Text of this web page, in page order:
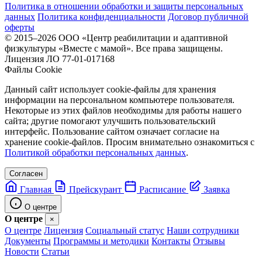
Политика в отношении обработки и защиты персональных
данных Политика конфиденциальности Договор публичной
оферты
© 2015–2026 ООО «Центр реабилитации и адаптивной
физкультуры «Вместе с мамой». Все права защищены.
Лицензия ЛО 77-01-017168
Файлы Cookie
Данный сайт использует cookie-файлы для хранения
информации на персональном компьютере пользователя.
Некоторые из этих файлов необходимы для работы нашего
сайта; другие помогают улучшить пользовательский
интерфейс. Пользование сайтом означает согласие на
хранение cookie-файлов. Просим внимательно ознакомиться с
Политикой обработки персональных данных.
Согласен
Главная Прейскурант Расписание Заявка
О центре
О центре ×
О центре Лицензия Социальный статус Наши сотрудники
Документы Программы и методики Контакты Отзывы
Новости Статьи